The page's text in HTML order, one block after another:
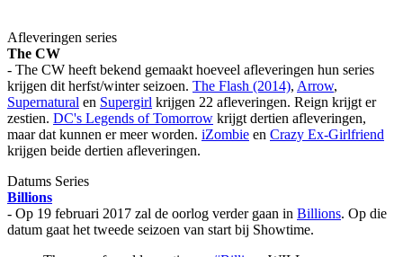
Afleveringen series
The CW
- The CW heeft bekend gemaakt hoeveel afleveringen hun series
krijgen dit herfst/winter seizoen. The Flash (2014), Arrow,
Supernatural en Supergirl krijgen 22 afleveringen. Reign krijgt er
zestien. DC's Legends of Tomorrow krijgt dertien afleveringen,
maar dat kunnen er meer worden. iZombie en Crazy Ex-Girlfriend
krijgen beide dertien afleveringen.
Datums Series
Billions
- Op 19 februari 2017 zal de oorlog verder gaan in Billions. Op die
datum gaat het tweede seizoen van start bij Showtime.